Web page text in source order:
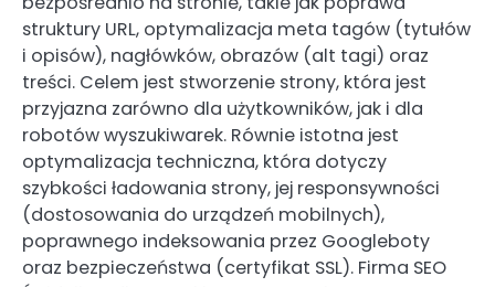
struktury URL, optymalizacja meta tagów (tytułów
i opisów), nagłówków, obrazów (alt tagi) oraz
treści. Celem jest stworzenie strony, która jest
przyjazna zarówno dla użytkowników, jak i dla
robotów wyszukiwarek. Równie istotna jest
optymalizacja techniczna, która dotyczy
szybkości ładowania strony, jej responsywności
(dostosowania do urządzeń mobilnych),
poprawnego indeksowania przez Googleboty
oraz bezpieczeństwa (certyfikat SSL). Firma SEO